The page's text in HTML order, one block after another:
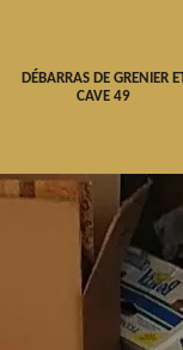
DÉBARRAS DE GRENIER
CAVE 49